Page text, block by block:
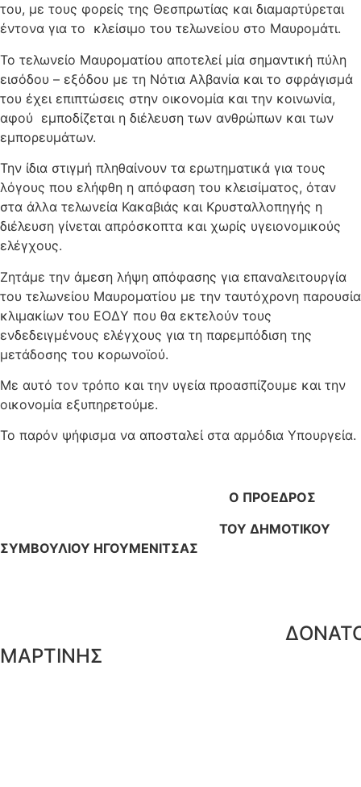
του, με τους φορείς της Θεσπρωτίας και διαμαρτύρεται
έντονα για το κλείσιμο του τελωνείου στο Μαυρομάτι.
Το τελωνείο Μαυροματίου αποτελεί μία σημαντική πύλη
εισόδου – εξόδου με τη Νότια Αλβανία και το σφράγισμά
του έχει επιπτώσεις στην οικονομία και την κοινωνία,
αφού εμποδίζεται η διέλευση των ανθρώπων και των
εμπορευμάτων.
Την ίδια στιγμή πληθαίνουν τα ερωτηματικά για τους
λόγους που ελήφθη η απόφαση του κλεισίματος, όταν
στα άλλα τελωνεία Κακαβιάς και Κρυσταλλοπηγής η
διέλευση γίνεται απρόσκοπτα και χωρίς υγειονομικούς
ελέγχους.
Ζητάμε την άμεση λήψη απόφασης για επαναλειτουργία
του τελωνείου Μαυροματίου με την ταυτόχρονη παρουσία
κλιμακίων του ΕΟΔΥ που θα εκτελούν τους
ενδεδειγμένους ελέγχους για τη παρεμπόδιση της
μετάδοσης του κορωνοϊού.
Με αυτό τον τρόπο και την υγεία προασπίζουμε και την
οικονομία εξυπηρετούμε.
Το παρόν ψήφισμα να αποσταλεί στα αρμόδια Υπουργεία.
Ο ΠΡΟΕΔΡΟΣ
ΤΟΥ ΔΗΜΟΤΙΚΟΥ
ΣΥΜΒΟΥΛΙΟΥ ΗΓΟΥΜΕΝΙΤΣΑΣ
ΜΑΡΤΙΝΗΣ